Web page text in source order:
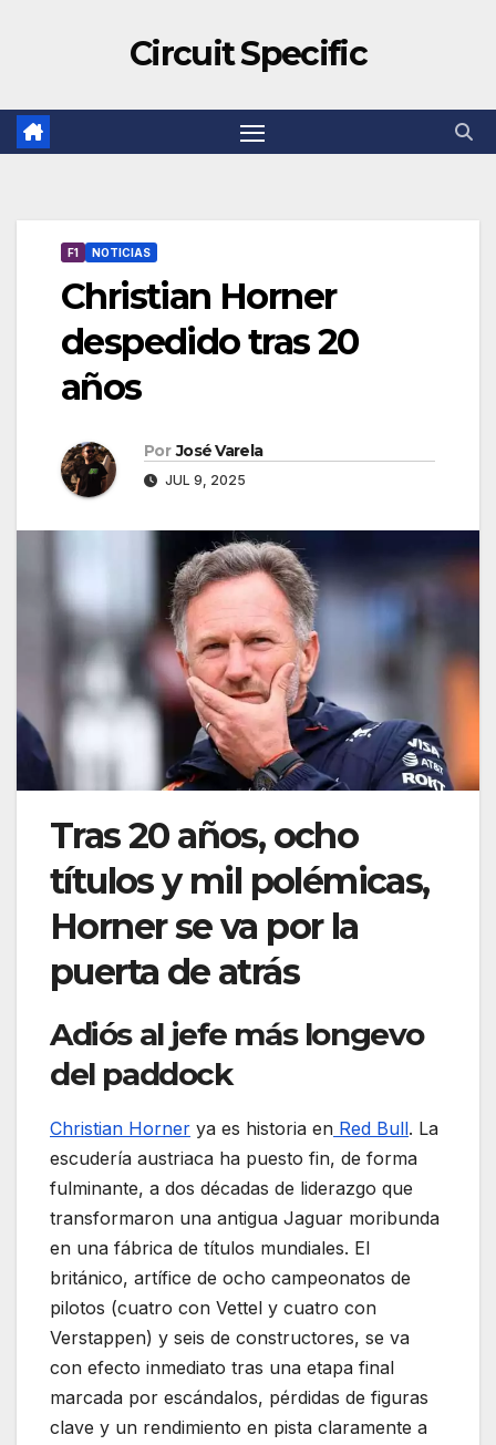
Circuit Specific
F1 NOTICIAS
Christian Horner
despedido tras 20
años
Por José Varela
JUL 9, 2025
Tras 20 años, ocho
títulos y mil polémicas,
Horner se va por la
puerta de atrás
Adiós al jefe más longevo
del paddock
Christian Horner ya es historia en Red Bull. La
escudería austriaca ha puesto fin, de forma
fulminante, a dos décadas de liderazgo que
transformaron una antigua Jaguar moribunda
en una fábrica de títulos mundiales. El
británico, artífice de ocho campeonatos de
pilotos (cuatro con Vettel y cuatro con
Verstappen) y seis de constructores, se va
con efecto inmediato tras una etapa final
marcada por escándalos, pérdidas de figuras
clave y un rendimiento en pista claramente a